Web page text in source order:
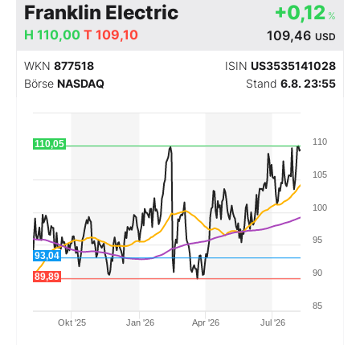
Finanz-Check
Abo & Shop
BO-Musterdepots
Experten
Mein Konto
Franklin Electric +0,12 %
109,46 USD
H 110,00 T 109,10
WKN 877518 ISIN US3535141028
Börse NASDAQ Stand 6.8. 23:55
Jan '26 Jul '26
Okt '25 Apr '26
90
100
110
85
95
105
93,04
89,89
110,05